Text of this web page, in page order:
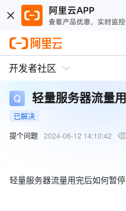
开发者社区
轻量服务器流量
已解决
提个问题 2024-06-12 14:10:42
轻量服务器流量用完后如何暂